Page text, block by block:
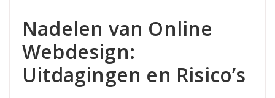
Nadelen van Online
Webdesign:
Uitdagingen en Risico’s